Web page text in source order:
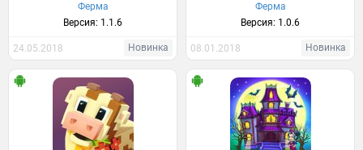
Ферма
Версия: 1.1.6
24.05.2018 Новинка
Ферма
Версия: 1.0.6
08.01.2018 Новинка